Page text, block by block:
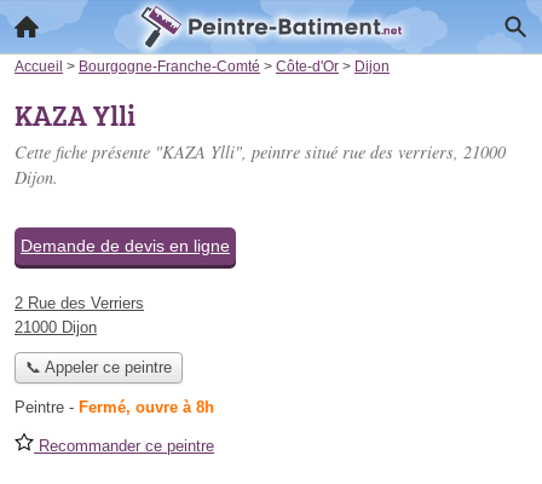
Accueil > Bourgogne-Franche-Comté > Côte-d'Or > Dijon
KAZA Ylli
Cette fiche présente "KAZA Ylli", peintre situé rue des verriers, 21000
Dijon.
Demande de devis en ligne
2 Rue des Verriers
21000 Dijon
📞 Appeler ce peintre
Peintre - Fermé, ouvre à 8h
Recommander ce peintre